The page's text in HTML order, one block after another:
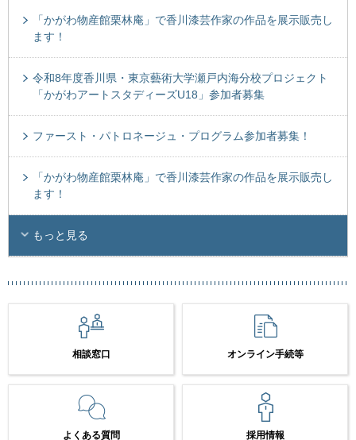
「かがわ物産館栗林庵」で香川漆芸作家の作品を展示販売し
ます！
令和8年度香川県・東京藝術大学瀬戸内海分校プロジェクト
「かがわアートスタディーズU18」参加者募集
ファースト・パトロネージュ・プログラム参加者募集！
「かがわ物産館栗林庵」で香川漆芸作家の作品を展示販売し
ます！
もっと見る
相談窓口 オンライン手続等
よくある質問 採用情報